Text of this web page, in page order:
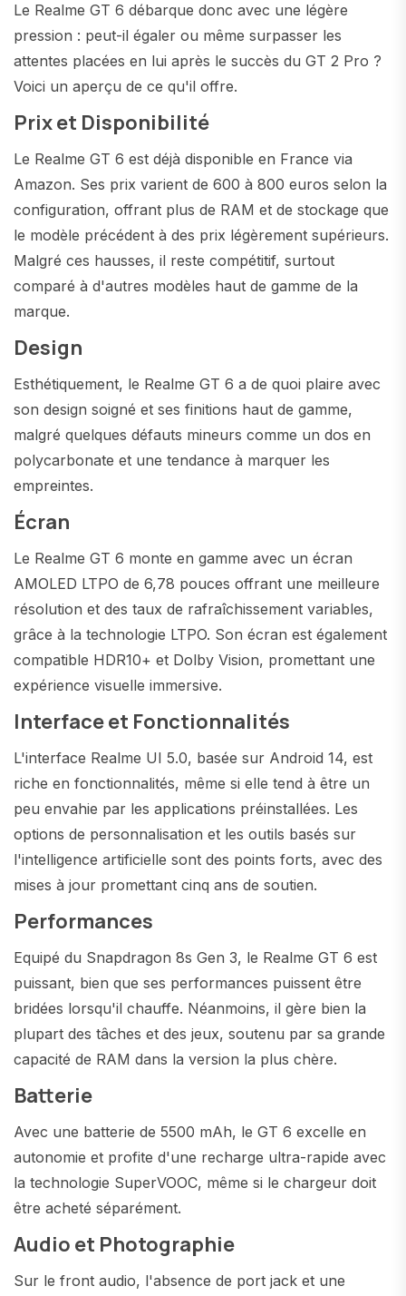
Le Realme GT 6 débarque donc avec une légère
pression : peut-il égaler ou même surpasser les
attentes placées en lui après le succès du GT 2 Pro ?
Voici un aperçu de ce qu'il offre.
Prix et Disponibilité
Le Realme GT 6 est déjà disponible en France via
Amazon. Ses prix varient de 600 à 800 euros selon la
configuration, offrant plus de RAM et de stockage que
le modèle précédent à des prix légèrement supérieurs.
Malgré ces hausses, il reste compétitif, surtout
comparé à d'autres modèles haut de gamme de la
marque.
Design
Esthétiquement, le Realme GT 6 a de quoi plaire avec
son design soigné et ses finitions haut de gamme,
malgré quelques défauts mineurs comme un dos en
polycarbonate et une tendance à marquer les
empreintes.
Écran
Le Realme GT 6 monte en gamme avec un écran
AMOLED LTPO de 6,78 pouces offrant une meilleure
résolution et des taux de rafraîchissement variables,
grâce à la technologie LTPO. Son écran est également
compatible HDR10+ et Dolby Vision, promettant une
expérience visuelle immersive.
Interface et Fonctionnalités
L'interface Realme UI 5.0, basée sur Android 14, est
riche en fonctionnalités, même si elle tend à être un
peu envahie par les applications préinstallées. Les
options de personnalisation et les outils basés sur
l'intelligence artificielle sont des points forts, avec des
mises à jour promettant cinq ans de soutien.
Performances
Equipé du Snapdragon 8s Gen 3, le Realme GT 6 est
puissant, bien que ses performances puissent être
bridées lorsqu'il chauffe. Néanmoins, il gère bien la
plupart des tâches et des jeux, soutenu par sa grande
capacité de RAM dans la version la plus chère.
Batterie
Avec une batterie de 5500 mAh, le GT 6 excelle en
autonomie et profite d'une recharge ultra-rapide avec
la technologie SuperVOOC, même si le chargeur doit
être acheté séparément.
Audio et Photographie
Sur le front audio, l'absence de port jack et une